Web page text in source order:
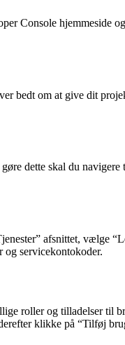
Console hjemmeside
bedt om at give dit
dette skal du
afsnittet, vælge
servicekontokoder.
roller og tilladelser til
klikke på “Tilføj